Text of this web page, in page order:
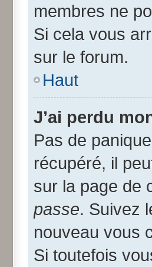
membres ne
Si cela vous
sur le forum.
Haut
J’ai perdu
Pas de
récupéré, il
sur la page de
passe. Suivez
nouveau vous
Si toutefois